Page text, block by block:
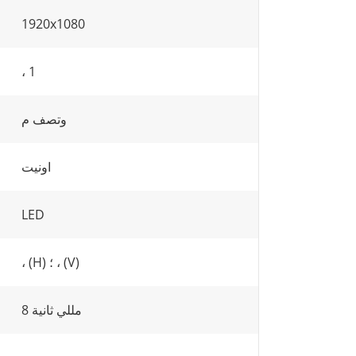
1920x1080
، 1
وتصف م
اونيت
LED
، (H) ؛ ، (V)
8 مللي ثانية